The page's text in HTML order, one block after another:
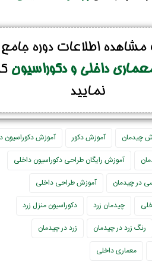
اطلاعات دوره جامع
داخلی و دکوراسیون
نمایید
چیدمان آموزش دکور
آموزش دکوراسیون
آموزش رایگان طراحی دکوراسیون داخلی
در چیدمان
آموزش طراحی داخلی
چیدمان زرد
دکوراسیون منزل زرد
رنگ زرد در چیدمان
زرد در چیدمان
معماری داخلی